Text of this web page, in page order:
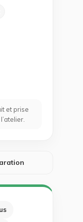
et prise